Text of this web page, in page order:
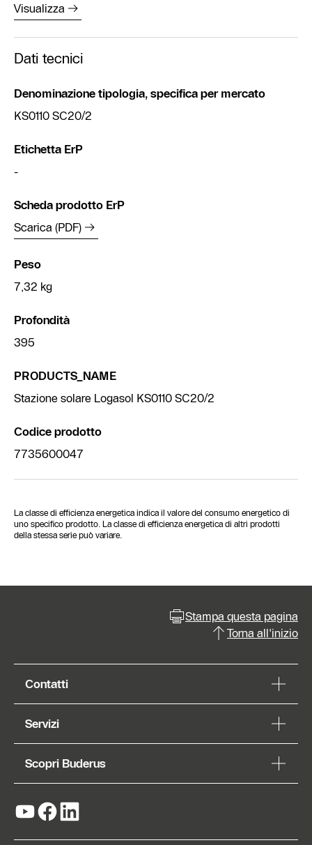
Visualizza
Dati tecnici
Denominazione tipologia, specifica per mercato
KS0110 SC20/2
Etichetta ErP
-
Scheda prodotto ErP
Scarica (PDF)
Peso
7,32 kg
Profondità
395
PRODUCTS_NAME
Stazione solare Logasol KS0110 SC20/2
Codice prodotto
7735600047
La classe di efficienza energetica indica il valore del consumo energetico di
uno specifico prodotto. La classe di efficienza energetica di altri prodotti
della stessa serie può variare.
Stampa questa pagina
Torna all'inizio
Contatti
Servizi
Scopri Buderus